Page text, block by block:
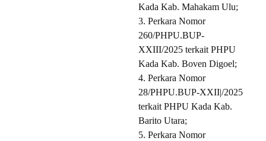
Kada Kab. Mahakam Ulu;
3. Perkara Nomor
260/PHPU.BUP-
XXIII/2025 terkait PHPU
Kada Kab. Boven Digoel;
4. Perkara Nomor
28/PHPU.BUP-XXII|/2025
terkait PHPU Kada Kab.
Barito Utara;
5. Perkara Nomor